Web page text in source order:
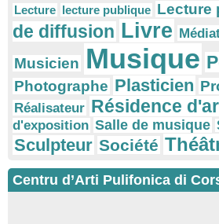
Lecture lecture publique Lecture
de diffusion Livre
Musicien Musique
Photographe Plasticien
Réalisateur Résidence
d'exposition Salle de musique
Sculpteur Société
Centru d’Arti Pulifonica di